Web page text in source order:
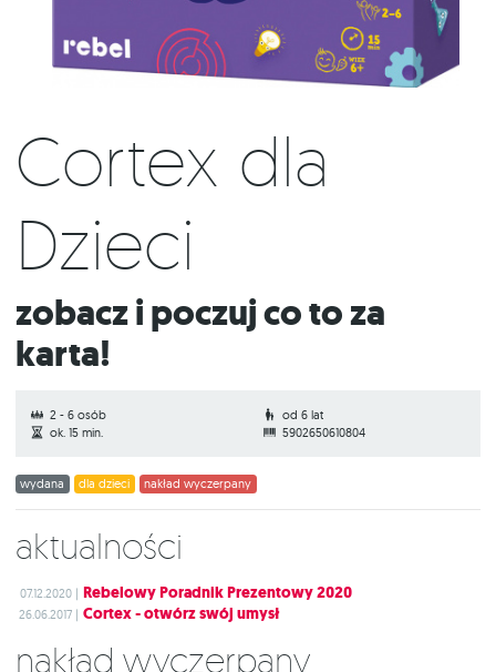
Cortex dla
Dzieci
Zobacz i poczuj co to za
karta!
2 - 6 osób
od 6 lat
ok. 15 min.
5902650610804
wydana dla dzieci nakład wyczerpany
Aktualności
07.12.2020 | Rebelowy Poradnik Prezentowy 2020
26.06.2017 | Cortex - otwórz swój umysł
Nakład wyczerpany